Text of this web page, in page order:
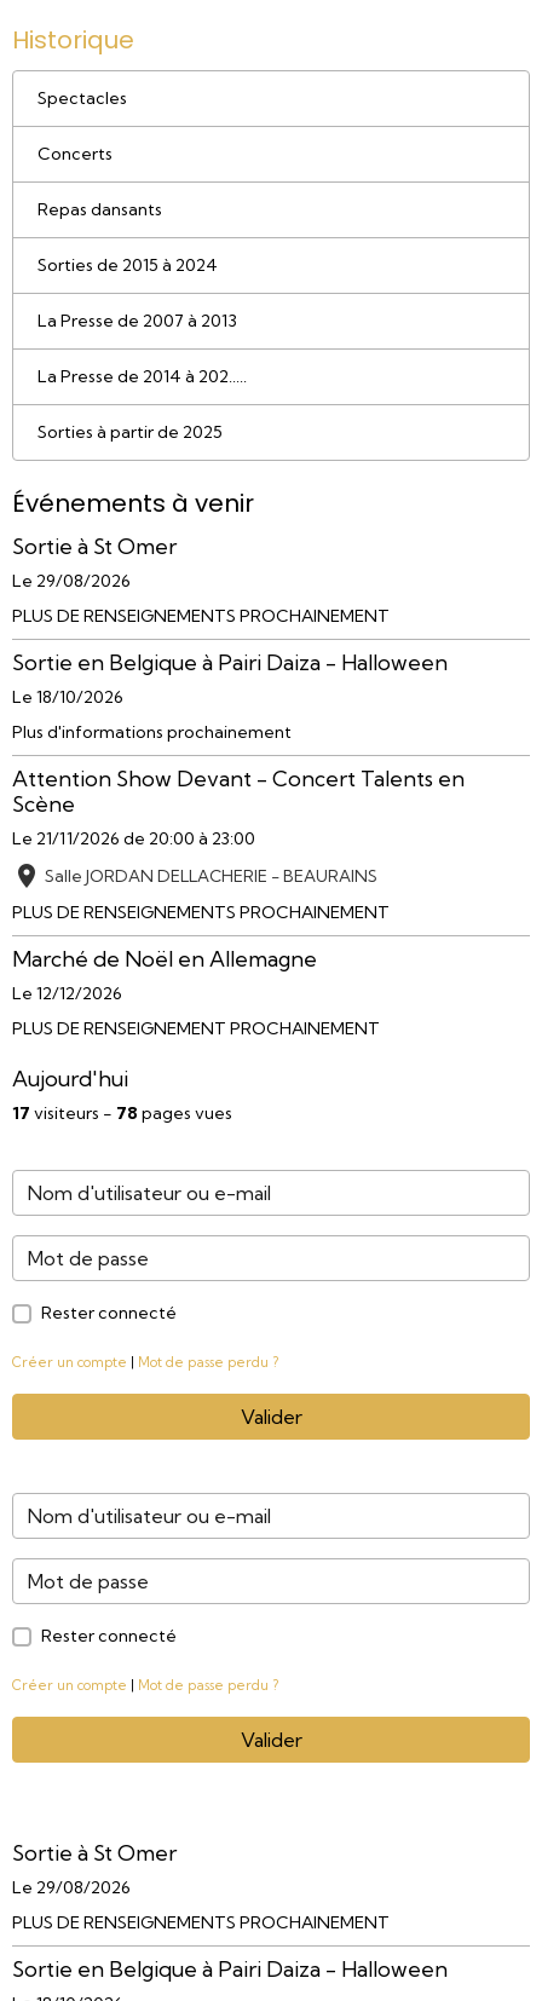
Historique
Spectacles
Concerts
Repas dansants
Sorties de 2015 à 2024
La Presse de 2007 à 2013
La Presse de 2014 à 202.....
Sorties à partir de 2025
Événements à venir
Sortie à St Omer
Le 29/08/2026
PLUS DE RENSEIGNEMENTS PROCHAINEMENT
Sortie en Belgique à Pairi Daiza - Halloween
Le 18/10/2026
Plus d'informations prochainement
Attention Show Devant - Concert Talents en
Scène
Le 21/11/2026 de 20:00 à 23:00
Salle JORDAN DELLACHERIE - BEAURAINS
PLUS DE RENSEIGNEMENTS PROCHAINEMENT
Marché de Noël en Allemagne
Le 12/12/2026
PLUS DE RENSEIGNEMENT PROCHAINEMENT
Aujourd'hui
17 visiteurs - 78 pages vues
Rester connecté
Créer un compte Mot de passe perdu ?
Valider
Rester connecté
Créer un compte Mot de passe perdu ?
Valider
Sortie à St Omer
Le 29/08/2026
PLUS DE RENSEIGNEMENTS PROCHAINEMENT
Sortie en Belgique à Pairi Daiza - Halloween